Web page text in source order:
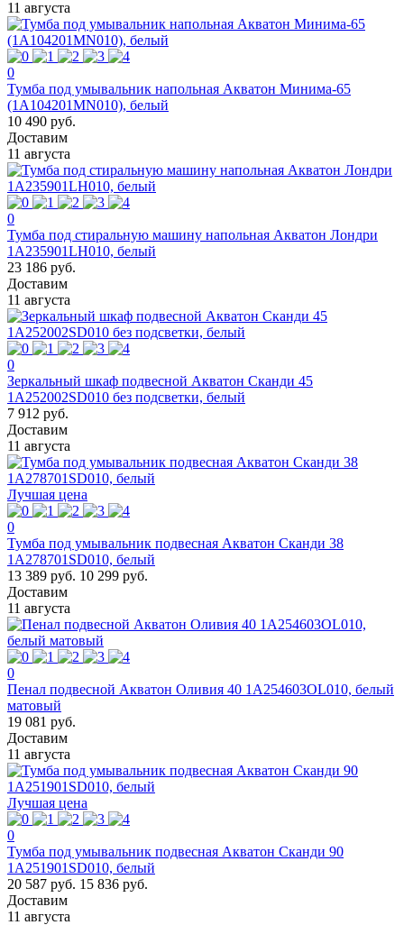
11 августа
0
Тумба под умывальник напольная Акватон Минима-65
(1A104201MN010), белый
10 490 руб.
Доставим
11 августа
0
Тумба под стиральную машину напольная Акватон Лондри
1A235901LH010, белый
23 186 руб.
Доставим
11 августа
0
Зеркальный шкаф подвесной Акватон Сканди 45
1A252002SD010 без подсветки, белый
7 912 руб.
Доставим
11 августа
Лучшая цена
0
Тумба под умывальник подвесная Акватон Сканди 38
1A278701SD010, белый
13 389 руб. 10 299 руб.
Доставим
11 августа
0
Пенал подвесной Акватон Оливия 40 1A254603OL010, белый
матовый
19 081 руб.
Доставим
11 августа
Лучшая цена
0
Тумба под умывальник подвесная Акватон Сканди 90
1A251901SD010, белый
20 587 руб. 15 836 руб.
Доставим
11 августа